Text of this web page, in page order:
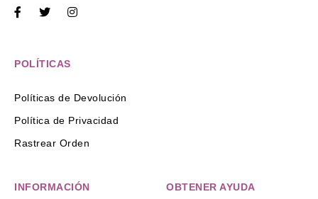
POLÍTICAS
Políticas de Devolución
Política de Privacidad
Rastrear Orden
INFORMACIÓN OBTENER AYUDA